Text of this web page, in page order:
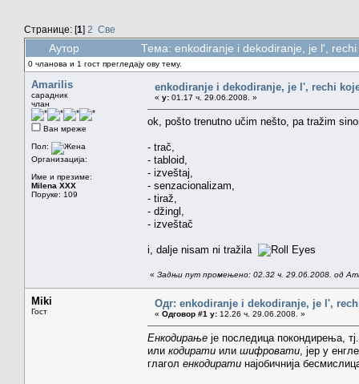
Странице: [1] 2 Све
Аутор Тема: enkodiranje i dekodiranje, je l',
0 чланова и 1 гост прегледају ову тему.
Amarilis
сарадник
члан
Ван мреже
Пол:
Организација:
Име и презиме:
Milena XXX
Поруке: 109
enkodiranje i dekodiranje, je l', rechi
« у: 01.17 ч. 29.06.2008. »
ok, pošto trenutno učim nešto, pa tražim
- trač,
- tabloid,
- izveštaj,
- senzacionalizam,
- tiraž,
- džingl,
- izveštač
i, dalje nisam ni tražila
« Задњи пут промењено: 02.32 ч. 29.06.2008. од
Miki
Гост
Одг: enkodiranje i dekodiranje, je l',
« Одговор #1 у: 12.26 ч. 29.06.2008. »
Енкодирање је последица покондирења,
или кодирати или шифровати , јер у
глагол енкодирати најобичнија